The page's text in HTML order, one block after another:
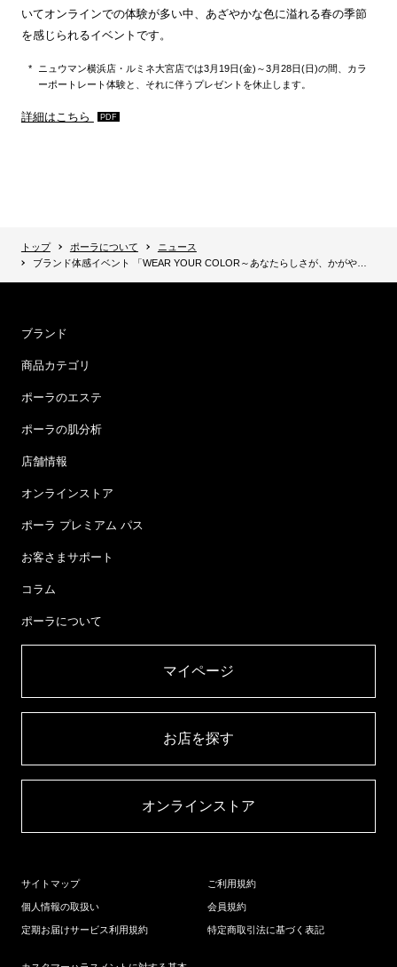
いてオンラインでの体験が多い中、あざやかな色に溢れる春の季節
を感じられるイベントです。
ニュウマン横浜店・ルミネ大宮店では3月19日(金)～3月28日(日)の間、カラ
ーポートレート体験と、それに伴うプレゼントを休止します。
詳細はこちら
トップ ポーラについて
ニュース
ブランド体感イベント 「WEAR YOUR COLOR～あなたらしさが、かがやきだす～」
ブランド
商品カテゴリ
ポーラのエステ
ポーラの肌分析
店舗情報
オンラインストア
ポーラ プレミアム パス
お客さまサポート
コラム
ポーラについて
マイページ​
お店を探す​
オンラインストア​
サイトマップ
個人情報の取扱い
定期お届けサービス利用規約
ご利用規約
会員規約
特定商取引法に基づく表記